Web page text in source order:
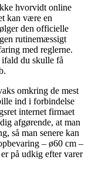
hvorvidt online
kan være en
den officielle
rutinemæssigt
med reglerne.
ifald du skulle få
omkring de mest
ind i forbindelse
internet firmaet
afgørende, at man
så man senere kan
– ø60 cm –
på udkig efter varer